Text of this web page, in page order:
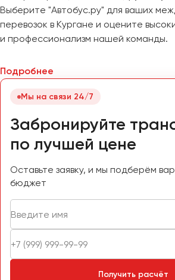
Выберите "Автобус.ру" для ваших
перевозок в Кургане и оцените
и профессионализм нашей команды.
Подробнее
Мы на связи 24/7
Забронируйте
по лучшей цене
Оставьте заявку, и мы подберём
бюджет
Получить расчёт